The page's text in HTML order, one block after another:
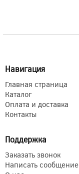
Навигация
Главная страница
Каталог
Оплата и доставка
Контакты
Поддержка
Заказать звонок
Написать сообщение